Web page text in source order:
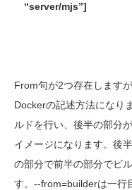
“server/mjs”]
From句が2つ存在します
Dockerの記述方法になり
ルドを行い、後半の部分が
イメージになります。後
の部分で前半の部分でビ
す。--from=builderは一行